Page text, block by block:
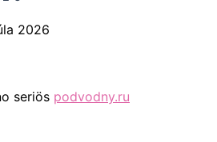
2026
seriös podvodny.ru